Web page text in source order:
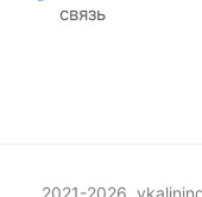
связь
2021-2026.